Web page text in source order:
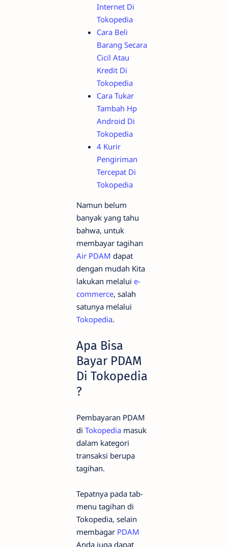
Internet Di
Tokopedia
Cara Beli
Barang Secara
Cicil Atau
Kredit Di
Tokopedia
Cara Tukar
Tambah Hp
Android Di
Tokopedia
4 Kurir
Pengiriman
Tercepat Di
Tokopedia
Namun belum
banyak yang tahu
bahwa, untuk
membayar tagihan
Air PDAM dapat
dengan mudah Kita
lakukan melalui e-
commerce, salah
satunya melalui
Tokopedia.
Apa Bisa
Bayar PDAM
Di Tokopedia
?
Pembayaran PDAM
di Tokopedia masuk
dalam kategori
transaksi berupa
tagihan.
Tepatnya pada tab-
menu tagihan di
Tokopedia, selain
membagar PDAM
Anda juga dapat